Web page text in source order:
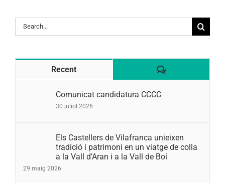
Search
for:
Recent Comentaris
Comunicat candidatura CCCC
30 juliol 2026
Els Castellers de Vilafranca unieixen
tradició i patrimoni en un viatge de colla
a la Vall d’Aran i a la Vall de Boí
29 maig 2026